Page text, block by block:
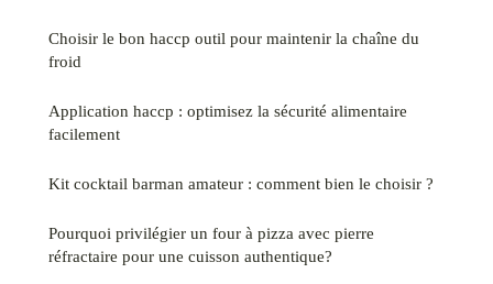
Choisir le bon haccp outil pour maintenir la chaîne du
froid
Application haccp : optimisez la sécurité alimentaire
facilement
Kit cocktail barman amateur : comment bien le choisir ?
Pourquoi privilégier un four à pizza avec pierre
réfractaire pour une cuisson authentique?